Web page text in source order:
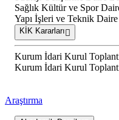
Sağlık Kültür ve Spor
Yapı İşleri ve Teknik Daire
KİK Kararları
Kurum İdari Kurul
Kurum İdari Kurul
Araştırma